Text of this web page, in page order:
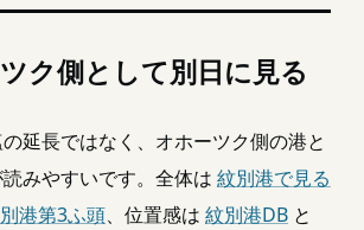
ク側として別日に見る
延長ではなく、オホーツク側の港と
みやすいです。全体は 紋別港で見る
港第3ふ頭、位置感は 紋別港DB と